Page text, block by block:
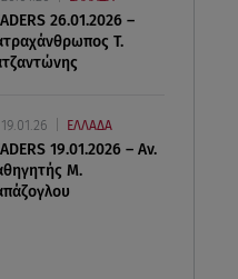
26.01.2026 –
Τ.
19.01.26 ΕΛΛΑΔΑ
19.01.2026 – Αν.
Μ.